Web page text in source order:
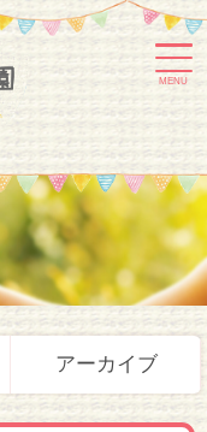
MENU
アーカイブ